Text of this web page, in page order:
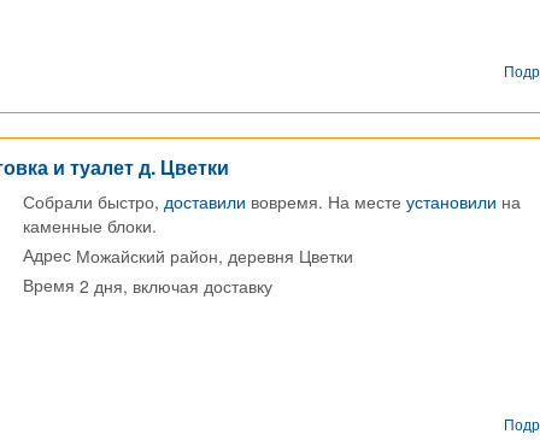
и туалет д. Цветки
Собрали быстро,доставили вовремя. На местеустановили на
каменные блоки.
Адрес Можайский район, деревня Цветки
Время2 дня, включая доставку